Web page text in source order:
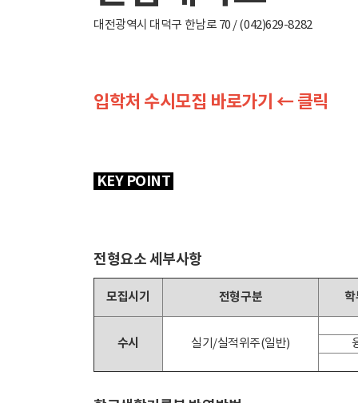
대전광역시 대덕구 한남로 70 / (042)629-8282
입학처 수시모집 바로가기 ← 클릭
KEY POINT
전형요소 세부사항
모집시기 전형구분 학
수시 실기/실적위주(일반)